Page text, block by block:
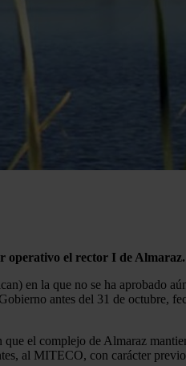
de
o
operativo el rector I de Almaraz.
en la que no se ha aprobado
antes del 31 de octubre,
el complejo de Almaraz
al MITECO, con carácter